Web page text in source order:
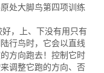
处大脚鸟第四项训练
，上、下没有用只有
行鸟时，它会以直线
方向跑去！控制它时
调整它跑的方向、否